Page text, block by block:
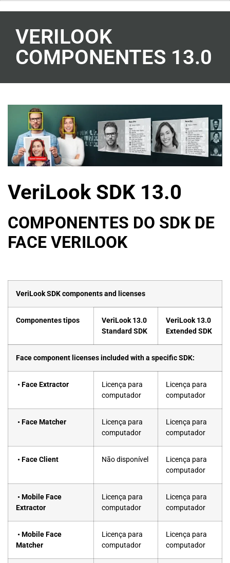
VERILOOK
COMPONENTES 13.0
VeriLook SDK 13.0
COMPONENTES DO SDK DE
FACE VERILOOK
VeriLook SDK components and licenses
Componentes tipos
VeriLook 13.0
Standard SDK
VeriLook 13.0
Extended SDK
Face component licenses included with a specific SDK:
•Face Extractor
Licença para
computador
Licença para
computador
•Face Matcher
Licença para
computador
Licença para
computador
•Face Client Não disponível
Licença para
computador
•Mobile Face
Extractor
Licença para
computador
Licença para
computador
•Mobile Face
Matcher
Licença para
computador
Licença para
computador